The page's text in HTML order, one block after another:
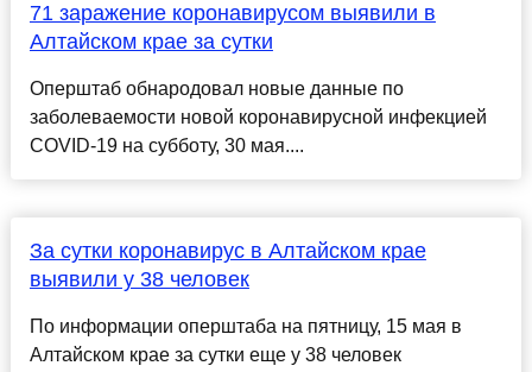
71 заражение коронавирусом выявили в
Алтайском крае за сутки
Оперштаб обнародовал новые данные по
заболеваемости новой коронавирусной инфекцией
COVID-19 на субботу, 30 мая....
За сутки коронавирус в Алтайском крае
выявили у 38 человек
По информации оперштаба на пятницу, 15 мая в
Алтайском крае за сутки еще у 38 человек